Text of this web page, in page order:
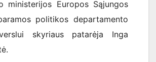
ministerijos Europos Sąjungos
politikos departamento
skyriaus patarėja Inga